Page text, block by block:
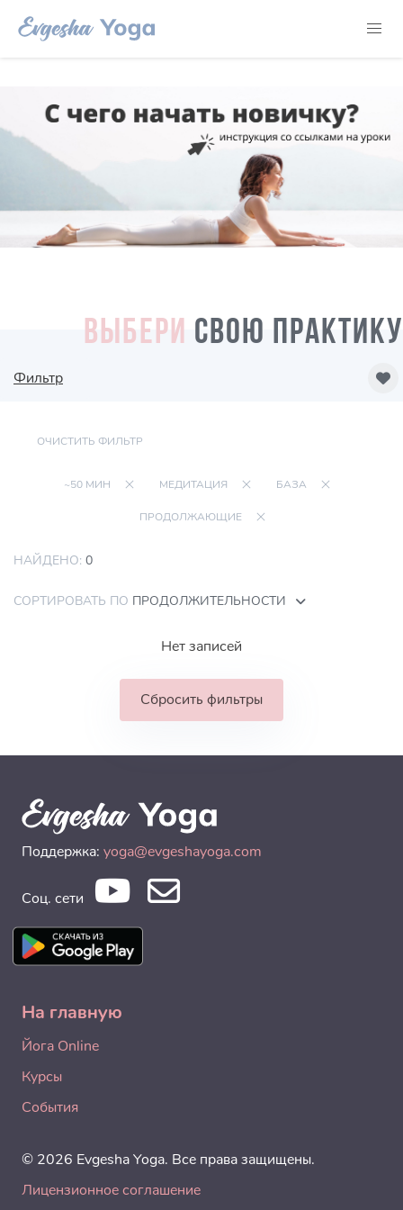
ВЫБЕРИ СВОЮ ПРАКТИКУ
Фильтр
ОЧИСТИТЬ ФИЛЬТР
~50 МИН МЕДИТАЦИЯ БАЗА
ПРОДОЛЖАЮЩИЕ
НАЙДЕНО: 0
СОРТИРОВАТЬ ПО ПРОДОЛЖИТЕЛЬНОСТИ
Нет записей
Сбросить фильтры
Поддержка: yoga@evgeshayoga.com
Соц. сети
На главную
Йога Online
Курсы
События
© 2026 Evgesha Yoga. Все права защищены.
Лицензионное соглашение